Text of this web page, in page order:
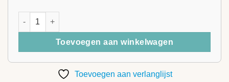
STIL-FIT Triceps Rope aantal
Toevoegen aan winkelwagen
Toevoegen aan verlanglijst